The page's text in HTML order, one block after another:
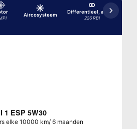
Aircosysteem
Differentieel, achter
226 RBI
1 ESP 5W30
elke 10000 km/ 6 maanden